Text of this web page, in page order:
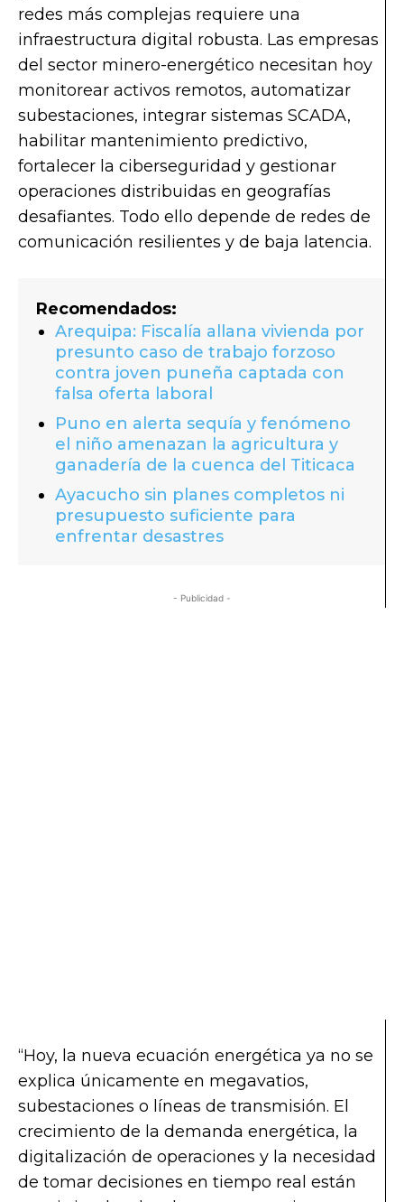
redes más complejas requiere una
infraestructura digital robusta. Las empresas
del sector minero-energético necesitan hoy
monitorear activos remotos, automatizar
subestaciones, integrar sistemas SCADA,
habilitar mantenimiento predictivo,
fortalecer la ciberseguridad y gestionar
operaciones distribuidas en geografías
desafiantes. Todo ello depende de redes de
comunicación resilientes y de baja latencia.
Recomendados:
Arequipa: Fiscalía allana vivienda por
presunto caso de trabajo forzoso
contra joven puneña captada con
falsa oferta laboral
Puno en alerta sequía y fenómeno
el niño amenazan la agricultura y
ganadería de la cuenca del Titicaca
Ayacucho sin planes completos ni
presupuesto suficiente para
enfrentar desastres
- Publicidad -
“Hoy, la nueva ecuación energética ya no se
explica únicamente en megavatios,
subestaciones o líneas de transmisión. El
crecimiento de la demanda energética, la
digitalización de operaciones y la necesidad
de tomar decisiones en tiempo real están